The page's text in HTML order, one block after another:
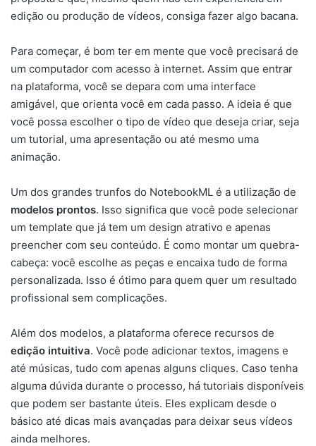
edição ou produção de vídeos, consiga fazer algo bacana.
Para começar, é bom ter em mente que você precisará de
um computador com acesso à internet. Assim que entrar
na plataforma, você se depara com uma interface
amigável, que orienta você em cada passo. A ideia é que
você possa escolher o tipo de vídeo que deseja criar, seja
um tutorial, uma apresentação ou até mesmo uma
animação.
Um dos grandes trunfos do NotebookML é a utilização de
modelos prontos. Isso significa que você pode selecionar
um template que já tem um design atrativo e apenas
preencher com seu conteúdo. É como montar um quebra-
cabeça: você escolhe as peças e encaixa tudo de forma
personalizada. Isso é ótimo para quem quer um resultado
profissional sem complicações.
Além dos modelos, a plataforma oferece recursos de
edição intuitiva. Você pode adicionar textos, imagens e
até músicas, tudo com apenas alguns cliques. Caso tenha
alguma dúvida durante o processo, há tutoriais disponíveis
que podem ser bastante úteis. Eles explicam desde o
básico até dicas mais avançadas para deixar seus vídeos
ainda melhores.